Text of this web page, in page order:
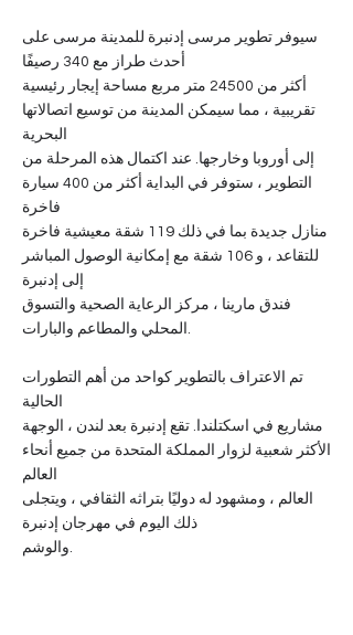
سيوفر تطوير مرسى إدنبرة للمدينة مرسى على
أحدث طراز مع 340 رصيفًا
أكثر من 24500 متر مربع مساحة إيجار رئيسية
تقريبية ، مما سيمكن المدينة من توسيع اتصالاتها
البحرية
إلى أوروبا وخارجها. عند اكتمال هذه المرحلة من
التطوير ، ستوفر في البداية أكثر من 400 سيارة
فاخرة
منازل جديدة بما في ذلك 119 شقة معيشية فاخرة
للتقاعد ، و 106 شقة مع إمكانية الوصول المباشر
إلى إدنبرة
فندق مارينا ، مركز الرعاية الصحية والتسوق
المحلي والمطاعم والبارات.
تم الاعتراف بالتطوير كواحد من أهم التطورات
الحالية
مشاريع في اسكتلندا. تقع إدنبرة بعد لندن ، الوجهة
الأكثر شعبية لزوار المملكة المتحدة من جميع أنحاء
العالم
العالم ، ومشهود له دوليًا بتراثه الثقافي ، ويتجلى
ذلك اليوم في مهرجان إدنبرة
والوشم.